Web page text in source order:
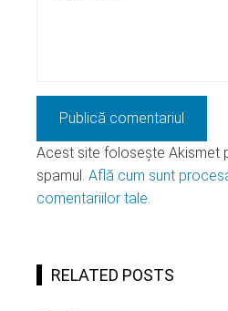
Acest site folosește Akismet
spamul. Află cum sunt
comentariilor tale.
RELATED POSTS